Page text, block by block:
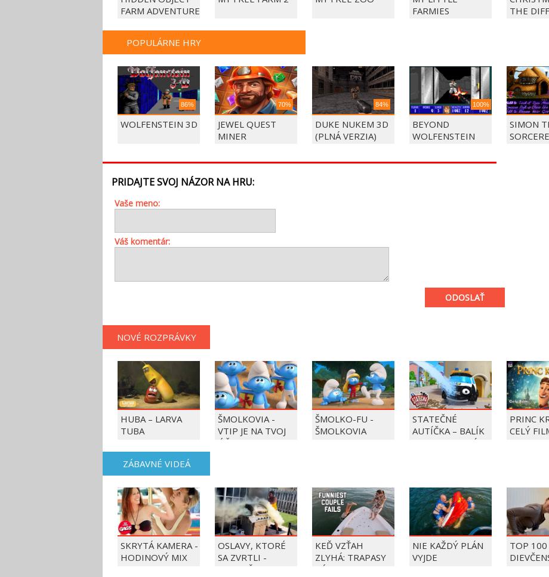
FARM ADVENTURE
FARMIES
THE
POPULÁRNE HRY
86%
WOLFENSTEIN 3D
70%
JEWEL QUEST
MINER
84%
DUKE NUKEM 3D
(PLNÁ VERZIA)
100%
BEYOND
WOLFENSTEIN
SIMON
PRIDAJTE SVOJ NÁZOR NA HRU:
Vaše meno:
Váš komentár:
ODOSLAŤ
NOVÉ ROZPRÁVKY
HUBA – LARVA
TUBA
ŠMOLKOVIA -
VTIP JE NA TVOJ
ÚČET
ŠMOLKO-FU -
ŠMOLKOVIA
STATEČNÉ
AUTÍČKA – BALÍK
PIERRE PRECLÍK
PRINC
CELÝ
ZÁBAVNÉ VIDEÁ
SKRYTÁ KAMERA -
HODINOVÝ MIX
OSLAVY, KTORÉ
SA ZVRTLI -
NAJLEPŠIE
KEĎ VZŤAH
ZLYHÁ: TRAPASY
PÁROV
NIE KAŽDÝ PLÁN
VYJDE
TOP 100